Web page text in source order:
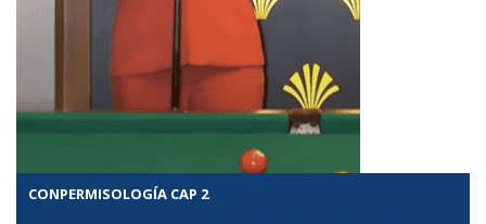
CONPERMISOLOGÍA CAP 2